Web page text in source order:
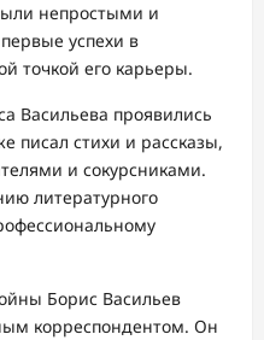
непростыми и
успехи в
точкой его карьеры.
Васильева проявились
писал стихи и рассказы,
и сокурсниками.
литературного
Борис Васильев
корреспондентом. Он